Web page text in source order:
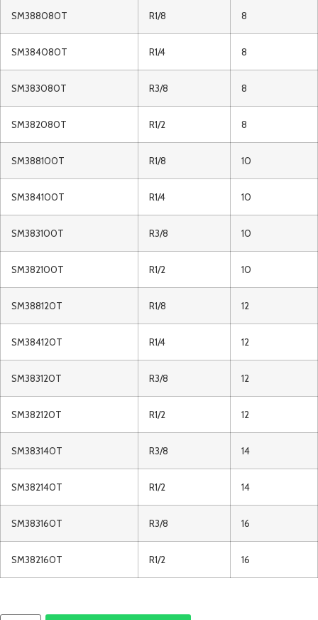
SM388080T R1/8 8
SM384080T R1/4 8
SM383080T R3/8 8
SM382080T R1/2 8
SM388100T R1/8 10
SM384100T R1/4 10
SM383100T R3/8 10
SM382100T R1/2 10
SM388120T R1/8 12
SM384120T R1/4 12
SM383120T R3/8 12
SM382120T R1/2 12
SM383140T R3/8 14
SM382140T R1/2 14
SM383160T R3/8 16
SM382160T R1/2 16